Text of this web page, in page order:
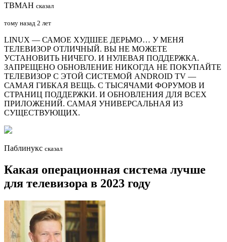
ТВМАН сказал
тому назад 2 лет
LINUX — САМОЕ ХУДШЕЕ ДЕРЬМО… У МЕНЯ
ТЕЛЕВИЗОР ОТЛИЧНЫЙ. ВЫ НЕ МОЖЕТЕ
УСТАНОВИТЬ НИЧЕГО. И НУЛЕВАЯ ПОДДЕРЖКА.
ЗАПРЕЩЕНО ОБНОВЛЕНИЕ НИКОГДА НЕ ПОКУПАЙТЕ
ТЕЛЕВИЗОР С ЭТОЙ СИСТЕМОЙ ANDROID TV —
САМАЯ ГИБКАЯ ВЕЩЬ. С ТЫСЯЧАМИ ФОРУМОВ И
СТРАНИЦ ПОДДЕРЖКИ. И ОБНОВЛЕНИЯ ДЛЯ ВСЕХ
ПРИЛОЖЕНИЙ. САМАЯ УНИВЕРСАЛЬНАЯ ИЗ
СУЩЕСТВУЮЩИХ.
Паблинукс сказал
Какая операционная система лучше
для телевизора в 2023 году